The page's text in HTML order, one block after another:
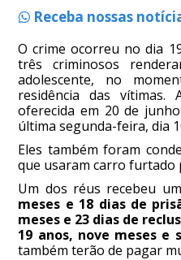
Receba nossas
O crime ocorreu no dia
três criminosos
adolescente, no
residência das vítimas.
oferecida em 20 de
última segunda-feira, dia
Eles também foram
que usaram carro furtado
Um dos réus recebeu
meses e 18 dias de
meses e 23 dias de
19 anos, nove meses e
também terão de pagar